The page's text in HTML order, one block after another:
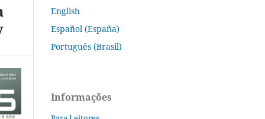
English
Español (España)
Português (Brasil)
Informações